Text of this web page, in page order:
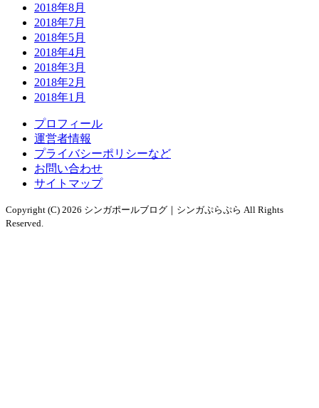
2018年8月
2018年7月
2018年5月
2018年4月
2018年3月
2018年2月
2018年1月
プロフィール
運営者情報
プライバシーポリシーなど
お問い合わせ
サイトマップ
Copyright (C) 2026 シンガポールブログ｜シンガぷらぷら All Rights
Reserved.